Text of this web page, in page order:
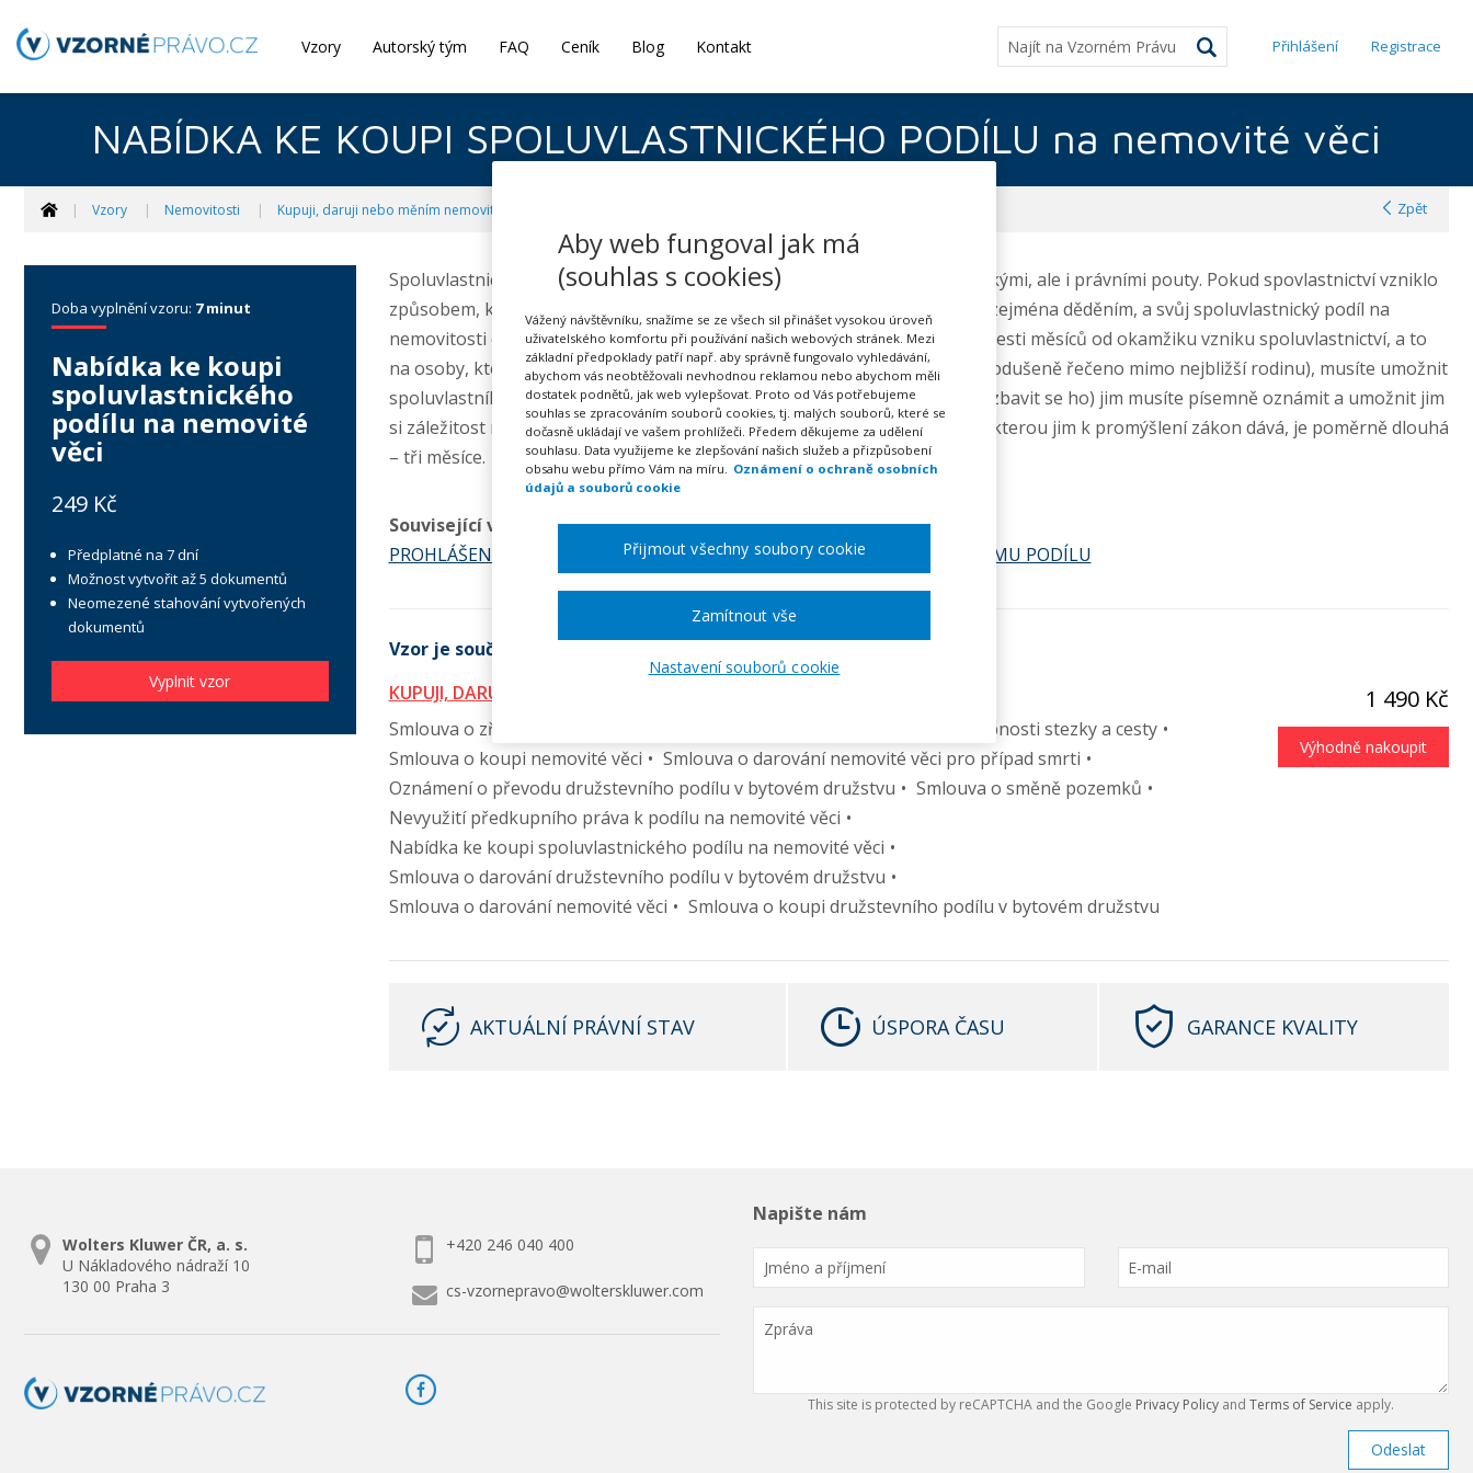
Vzory Autorský tým FAQ Ceník Blog Kontakt Přihlášení Registrace
NABÍDKA KE KOUPI SPOLUVLASTNICKÉHO PODÍLU na nemovité věci
Vzory Nemovitosti Kupuji, daruji nebo měním nemovitost Zpět
Doba vyplnění vzoru: 7 minut
Nabídka ke koupi
spoluvlastnického
podílu na nemovité
věci
249 Kč
Předplatné na 7 dní
Možnost vytvořit až 5 dokumentů
Neomezené stahování vytvořených
dokumentů
Vyplnit vzor
Spoluvlastnictví může za určitých podmínek svazovat nikoli jen společenskými, ale i právními pouty. Pokud spovlastnictví vzniklo
způsobem, kdy jste od začátku nemohli ovlivnit svoje práva a povinnosti, zejména děděním, a svůj spoluvlastnický podíl na
nemovitosti chcete převést (prodat nebo i darovat) dříve než po uplynutí šesti měsíců od okamžiku vzniku spoluvlastnictví, a to
na osoby, který občanský zákoník nepovažuje za osoby vám blízké (zjednodušeně řečeno mimo nejbližší rodinu), musíte umožnit
spoluvlastníkům, aby si podíl koupili oni. Svůj záměr zcizit svůj podíl (tady zbavit se ho) jim musíte písemně oznámit a umožnit jim
si záležitost náležitě promyslet a obstarat finance na úhradu ceny. Lhůta, kterou jim k promýšlení zákon dává, je poměrně dlouhá
– tři měsíce.
Související vzory:
PROHLÁŠENÍ O NEVYUŽITÍ PŘEDKUPNÍHO PRÁVA KE SPOLUVLASTNICKÉMU PODÍLU
Vzor je součástí balíčku:
KUPUJI, DARUJI NEBO MĚNÍM NEMOVITOST
Smlouva o zřízení služebnosti bytu
Smlouva o zřízení pozemkové služebnosti stezky a cesty
Smlouva o koupi nemovité věci
Smlouva o darování nemovité věci pro případ smrti
Oznámení o převodu družstevního podílu v bytovém družstvu
Smlouva o směně pozemků
Nevyužití předkupního práva k podílu na nemovité věci
Nabídka ke koupi spoluvlastnického podílu na nemovité věci
Smlouva o darování družstevního podílu v bytovém družstvu
Smlouva o darování nemovité věci
Smlouva o koupi družstevního podílu v bytovém družstvu
1 490 Kč
Výhodně nakoupit
AKTUÁLNÍ PRÁVNÍ STAV ÚSPORA ČASU GARANCE KVALITY
Wolters Kluwer ČR, a. s.
U Nákladového nádraží 10
130 00 Praha 3
+420 246 040 400
cs-vzornepravo@wolterskluwer.com
Napište nám
This site is protected by reCAPTCHA and the Google Privacy Policy and Terms of Service apply.
Odeslat
Aby web fungoval jak má
(souhlas s cookies)
Vážený návštěvníku, snažíme se ze všech sil přinášet vysokou úroveň
uživatelského komfortu při používání našich webových stránek. Mezi
základní předpoklady patří např. aby správně fungovalo vyhledávání,
abychom vás neobtěžovali nevhodnou reklamou nebo abychom měli
dostatek podnětů, jak web vylepšovat. Proto od Vás potřebujeme
souhlas se zpracováním souborů cookies, tj. malých souborů, které se
dočasně ukládají ve vašem prohlížeči. Předem děkujeme za udělení
souhlasu. Data využijeme ke zlepšování našich služeb a přizpůsobení
obsahu webu přímo Vám na míru. Oznámení o ochraně osobních
údajů a souborů cookie
Nastavení souborů cookie
Zamítnout vše
Přijmout všechny soubory cookie